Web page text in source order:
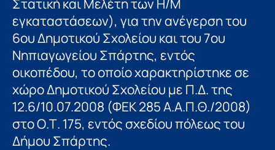
εγκαταστάσεων), για την ανέγερση του
6ου Δημοτικού Σχολείου και του 7ου
Νηπιαγωγείου Σπάρτης, εντός
οικοπέδου, το οποίο χαρακτηρίστηκε σε
χώρο Δημοτικού Σχολείου με Π.Δ. της
12.6/10.07.2008 (ΦΕΚ 285 Α.Α.Π.Θ./2008)
στο Ο.Τ. 175, εντός σχεδίου πόλεως του
Δήμου Σπάρτης.